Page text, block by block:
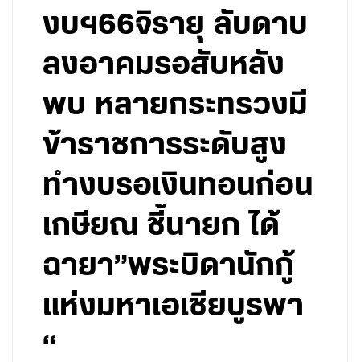
งบฯ66จิรายุ ลับดาบ
ลงอาคมรอสับหลัง
พบ หลายกระทรวงมี
ข้าราชการระดับสูง
ทำงบรอเงินทอนก่อน
เกษียณ ชี้นายก ได้
ฉายา”พระบิดานักกู้
แห่งมหาเอเชียบูรพา
“